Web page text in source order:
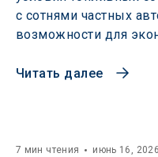
с сотнями частных
возможности для
Читать далее
7 мин чтения июнь 16, 2026